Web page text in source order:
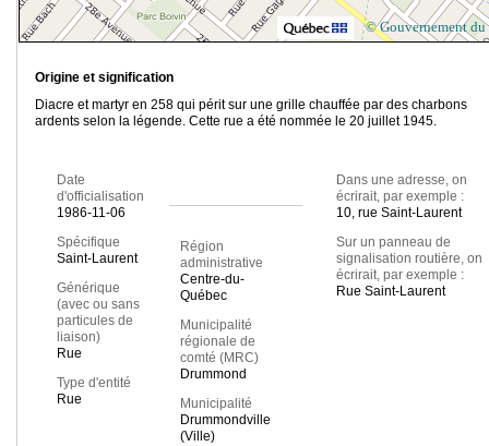
© Gouvernement du
Origine et signification
Diacre et martyr en 258 qui périt sur une grille chauffée par des charbons
ardents selon la légende. Cette rue a été nommée le 20 juillet 1945.
Date
d'officialisation
1986-11-06
Spécifique
Saint-Laurent
Générique
(avec ou sans
particules de
liaison)
Rue
Type d'entité
Rue
Région
administrative
Centre-du-
Québec
Municipalité
régionale de
comté (MRC)
Drummond
Municipalité
Drummondville
(Ville)
Dans une adresse, on
écrirait, par exemple :
10, rue Saint-Laurent
Sur un panneau de
signalisation routière, on
écrirait, par exemple :
Rue Saint-Laurent